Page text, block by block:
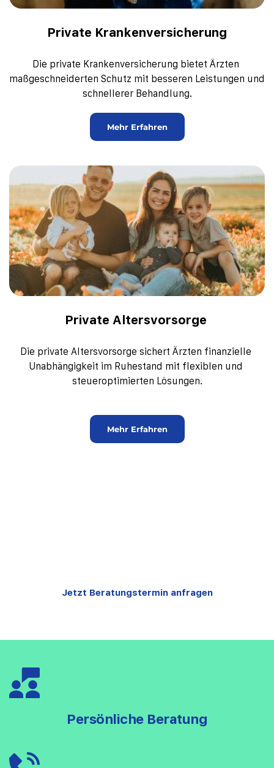
Private Krankenversicherung
Die private Krankenversicherung bietet Ärzten
maßgeschneiderten Schutz mit besseren Leistungen und
schnellerer Behandlung.
Mehr Erfahren
Private Altersvorsorge
Die private Altersvorsorge sichert Ärzten finanzielle
Unabhängigkeit im Ruhestand mit flexiblen und
steueroptimierten Lösungen.
Mehr Erfahren
Jetzt Beratungstermin anfragen
Persönliche Beratung